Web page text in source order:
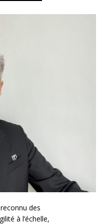
des
à l’échelle,